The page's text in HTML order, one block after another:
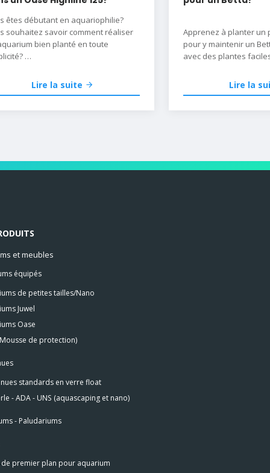
êtes débutant en aquariophilie?
souhaitez savoir comment réaliser
bien planté en toute
of de notre aquarium
Lire la suite
Apprenez à planter un
pour y maintenir un
avec des plantes
Lire la
et meubles
équipés
de petites tailles/Nano
Juwel
Oase
de protection)
nues standards en verre float
- ADA - UNS (aquascaping et nano)
- Paludariums
de premier plan pour aquarium